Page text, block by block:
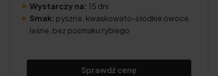
Wystarczy na: 15 dni
Smak: pyszne, kwaskowato-słodkie owoce
leśne, bez posmaku rybiego
Sprawdź cenę